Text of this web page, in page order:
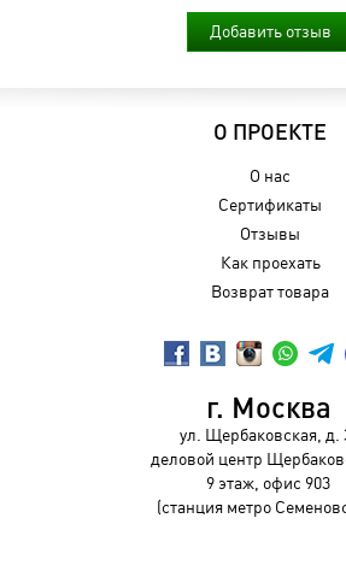
Добавить отзыв
О ПРОЕКТЕ
О нас
Сертификаты
Отзывы
Как проехать
Возврат товара
г. Москва
ул. Щербаковская, д.
деловой центр
9 этаж, офис 903
(станция метро